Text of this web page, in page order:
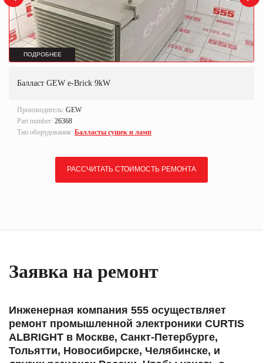
ПОДРОБНЕЕ
Балласт GEW e-Brick 9kW
Производитель: GEW
Part number: 26368
Тип оборудования: Балласты сушек и ламп
РАССЧИТАТЬ СТОИМОСТЬ РЕМОНТА
Заявка на ремонт
Инженерная компания 555 осуществляет
ремонт промышленной электроники CURTIS
ALBRIGHT в Москве, Санкт-Петербурге,
Тольятти, Новосибирске, Челябинске, и